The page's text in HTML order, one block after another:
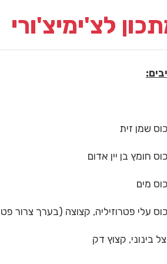
לצ'ימיצ'ורי
שמן זית
כוס חומץ בן יין אדום
כוס מים
עלי פטרוזיליה, קצוצה (בערך צרור
בינוני, קצוץ דק